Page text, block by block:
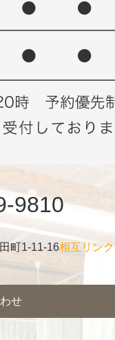
9810
町1-11-16相互リンク
せ